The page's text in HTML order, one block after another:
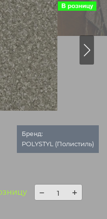
Бренд:
POLYSTYL (Полистиль)
− +